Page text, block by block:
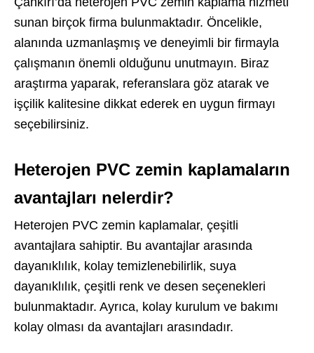
sunan birçok firma bulunmaktadır. Öncelikle,
alanında uzmanlaşmış ve deneyimli bir firmayla
çalışmanın önemli olduğunu unutmayın. Biraz
araştırma yaparak, referanslara göz atarak ve
işçilik kalitesine dikkat ederek en uygun firmayı
seçebilirsiniz.
Heterojen PVC zemin kaplamaların
avantajları nelerdir?
Heterojen PVC zemin kaplamalar, çeşitli
avantajlara sahiptir. Bu avantajlar arasında
dayanıklılık, kolay temizlenebilirlik, suya
dayanıklılık, çeşitli renk ve desen seçenekleri
bulunmaktadır. Ayrıca, kolay kurulum ve bakımı
kolay olması da avantajları arasındadır.